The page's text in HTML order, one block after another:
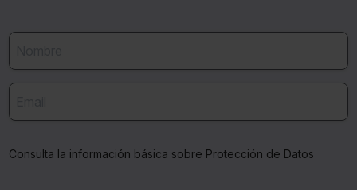
Consulta la información básica sobre Protección de Datos